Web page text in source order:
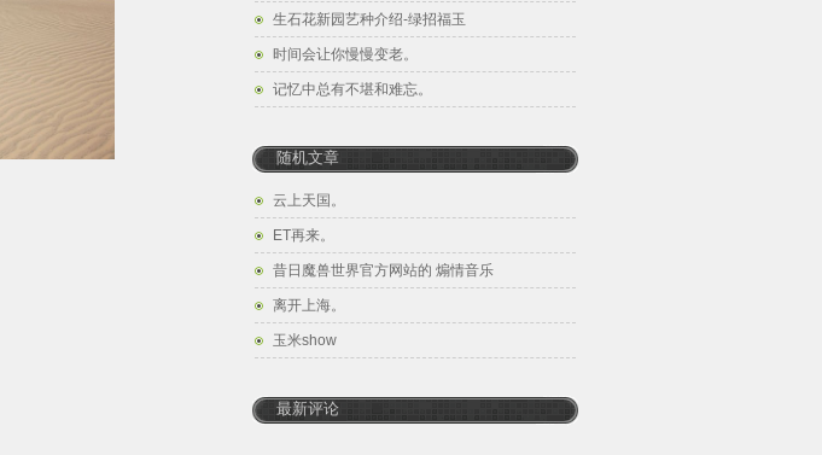
生石花新园艺种介绍-绿招福玉
时间会让你慢慢变老。
记忆中总有不堪和难忘。
随机文章
云上天国。
ET再来。
昔日魔兽世界官方网站的 煽情音乐
离开上海。
玉米show
最新评论